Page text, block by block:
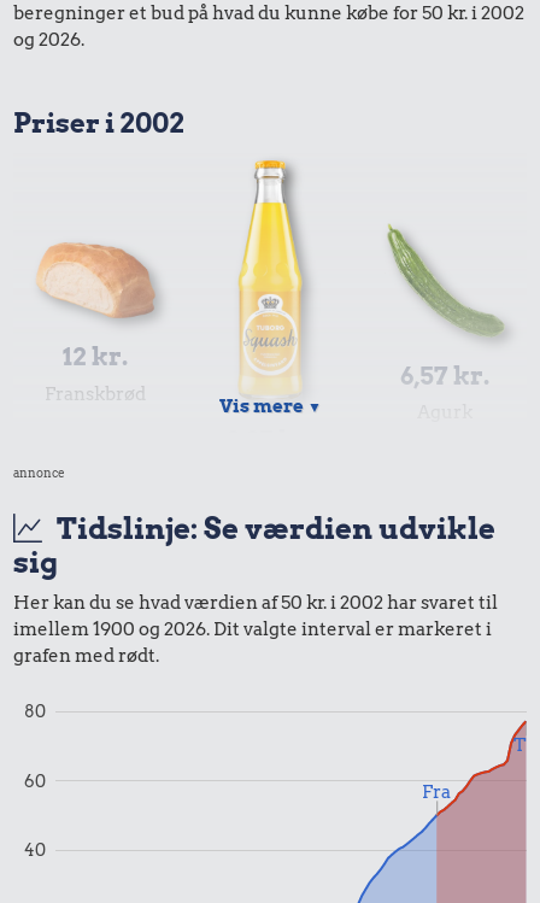
beregninger et bud på hvad du kunne købe for 50 kr. i 2002
og 2026.
Priser i 2002
12 kr.
Franskbrød
6,57 kr.
Tyggegummi
8,21 kr.
2 kg mel
Vis mere ▼
annonce
Tidslinje: Se værdien udvikle
sig
Her kan du se hvad værdien af 50 kr. i 2002 har svaret til
imellem 1900 og 2026. Dit valgte interval er markeret i
grafen med rødt.
40
60
80
Fra
Til